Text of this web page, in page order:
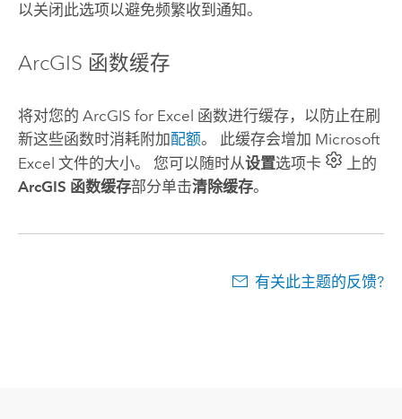
以关闭此选项以避免频繁收到通知。
ArcGIS 函数缓存
将对您的 ArcGIS for Excel 函数进行缓存，以防止在刷
新这些函数时消耗附加配额。 此缓存会增加 Microsoft
Excel 文件的大小。 您可以随时从设置选项卡
上的
ArcGIS 函数缓存部分单击清除缓存。
有关此主题的反馈?